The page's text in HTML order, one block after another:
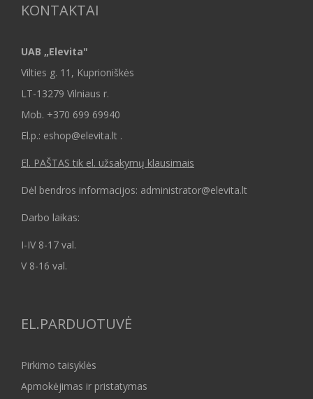
KONTAKTAI
UAB „Elevita"
Vilties g. 11, Kuprioniškės
LT-13279 Vilniaus r.
Mob. +370 699 69940
El.p.: eshop@elevita.lt .
El. PAŠTAS tik el. užsakymų klausimais
Dėl bendros informacijos: administrator@elevita.lt
Darbo laikas:
I-IV 8-17 val.
V 8-16 val.
EL.PARDUOTUVĖ
Pirkimo taisyklės
Apmokėjimas ir pristatymas